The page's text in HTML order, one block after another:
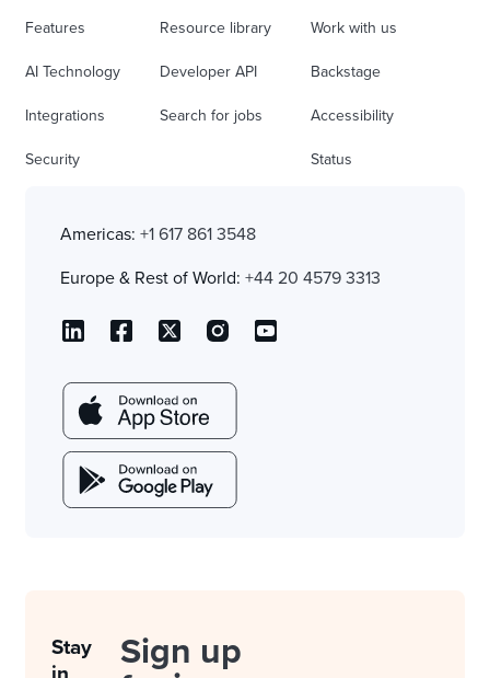
Features
AI Technology
Integrations
Security
Resource library
Developer API
Search for jobs
Work with us
Backstage
Accessibility
Status
Americas: +1 617 861 3548
Europe & Rest of World: +44 20 4579 3313
Stay
Sign up